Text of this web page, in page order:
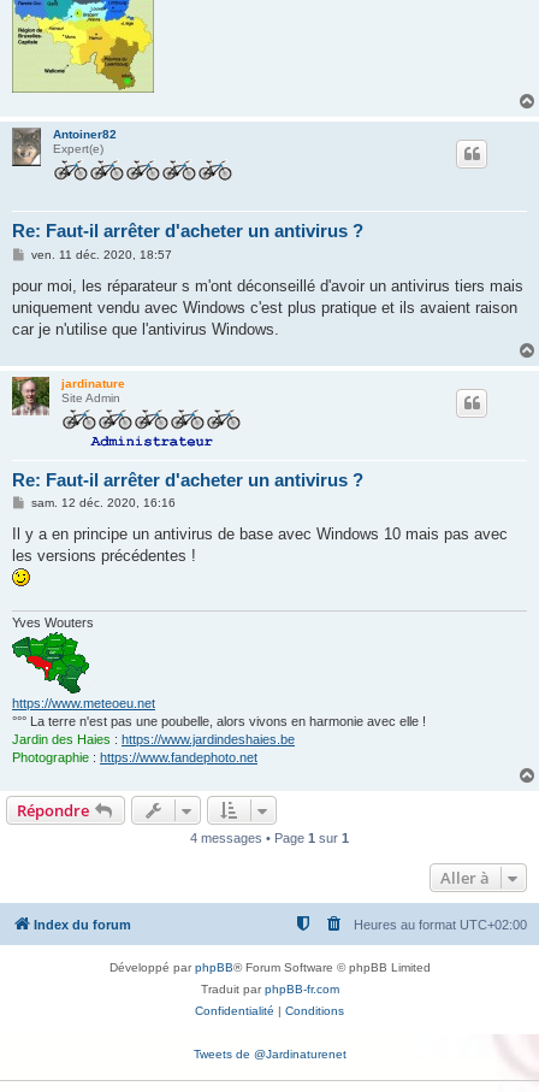
Antoiner82
Expert(e)
Re: Faut-il arrêter d'acheter un antivirus ?
M
s
a
g
ven. 11 déc. 2020, 18:57
pour moi, les réparateur s m'ont déconseillé d'avoir un antivirus tiers mais
uniquement vendu avec Windows c'est plus pratique et ils avaient raison
car je n'utilise que l'antivirus Windows.
jardinature
Site Admin
Re: Faut-il arrêter d'acheter un antivirus ?
M
s
s
a
g
e
sam. 12 déc. 2020, 16:16
Il y a en principe un antivirus de base avec Windows 10 mais pas avec
les versions précédentes !
Yves Wouters
https://www.meteoeu.net
°°° La terre n'est pas une poubelle, alors vivons en harmonie avec elle !
Jardin des Haies : https://www.jardindeshaies.be
Photographie : https://www.fandephoto.net
Répondre
4 messages • Page 1 sur 1
Aller à
Index du forum Heures au format UTC+02:00
Développé parphpBB® Forum Software © phpBB Limited
Traduit parphpBB-fr.com
Confidentialité | Conditions
Tweets de @Jardinaturenet